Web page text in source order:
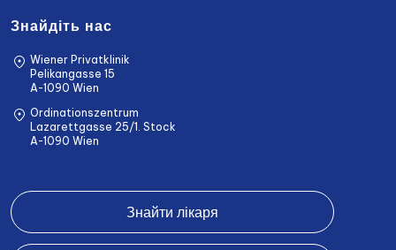
Знайдіть нас
Wiener Privatklinik
Pelikangasse 15
A-1090 Wien
Ordinationszentrum
Lazarettgasse 25/1. Stock
A-1090 Wien
Знайти лікаря